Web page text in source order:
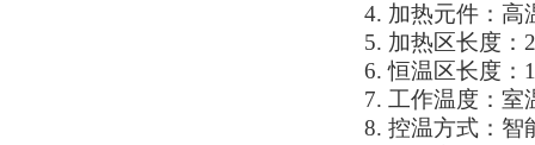
4. 加热元件：高
5. 加热区长度：
6. 恒温区长度：
7. 工作温度：室
8. 控温方式：智